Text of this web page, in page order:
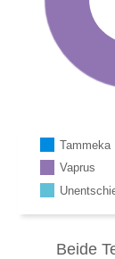
Tammeka
Vaprus
Beide